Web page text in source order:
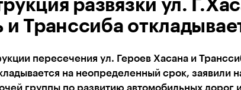
развязки ул.
и Транссиба
пересечения ул. Героев Хасана и
на неопределенный срок, заявили
группы по развитию автомобильных дорог